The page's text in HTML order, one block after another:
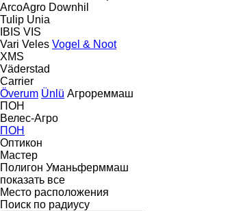
ArcoAgro Downhil
Tulip Unia
IBIS VIS
Vari Veles Vogel & Noot
XMS
Väderstad
Carrier
Överum Ünlü Агрореммаш
ПОН
Велес-Агро
ПОН
Оптикон
Мастер
Полигон Уманьферммаш
показать все
Место расположения
Поиск по радиусу